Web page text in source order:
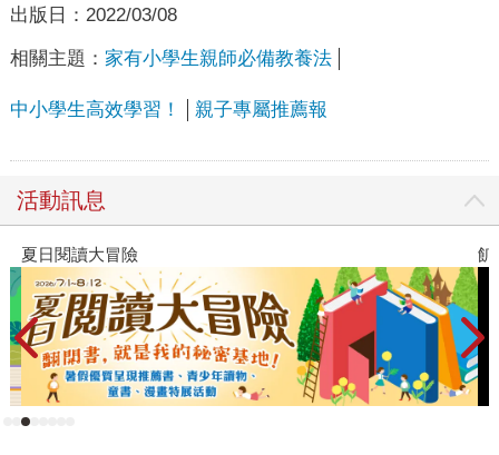
出版日： 2022/03/08
相關主題： 家有小學生親師必備教養法
中小學生高效學習！ 親子專屬推薦報
活動訊息
飢餓遊戲前傳贈早優券